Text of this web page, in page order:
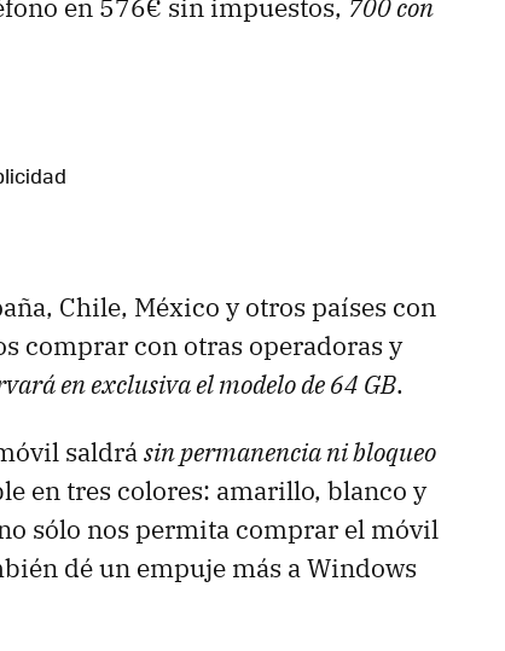
en 576€ sin impuestos, 700 con
Chile, México y otros países con
comprar con otras operadoras y
en exclusiva el modelo de 64 GB.
saldrásin permanencia ni bloqueo
en tres colores: amarillo, blanco y
sólo nos permita comprar el móvil
dé un empuje más a Windows